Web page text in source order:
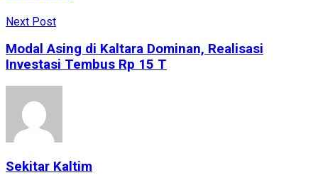
Next Post
Modal Asing di Kaltara Dominan, Realisasi
Investasi Tembus Rp 15 T
Sekitar Kaltim